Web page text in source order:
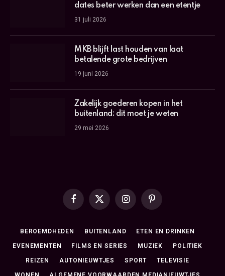
dates beter werken dan een etentje
31 juli 2026
MKB blijft last houden van laat
betalende grote bedrijven
19 juni 2026
Zakelijk goederen kopen in het
buitenland: dit moet je weten
29 mei 2026
Facebook
X
InstagramPinterest
BEROEMDHEDEN BUITENLAND ETEN EN DRINKEN
EVENEMENTEN FILMS EN SERIES MUZIEK POLITIEK
REIZEN AUTONIEUWTJES SPORT TELEVISIE